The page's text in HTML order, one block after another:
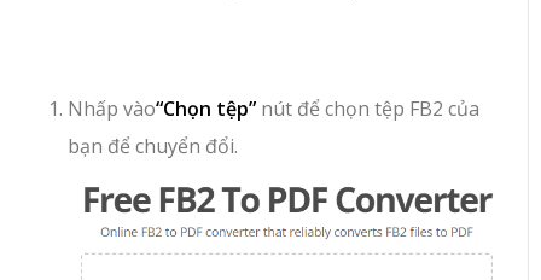
Nhấp vào“Chọn tệp” nút để chọn tệp FB2 của
bạn để chuyển đổi.